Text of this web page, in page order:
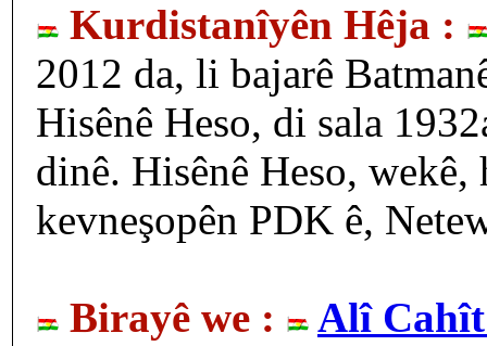
Kurdistanîyên Hêja :
2012 da, li bajarê
Hisênê Heso, di sala
dinê. Hisênê Heso,
kevneşopên PDK ê,
Birayê we : Alî